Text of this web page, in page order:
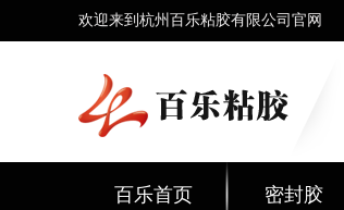
欢迎来到杭州百乐粘胶有限公司官网
百乐首页 密封胶